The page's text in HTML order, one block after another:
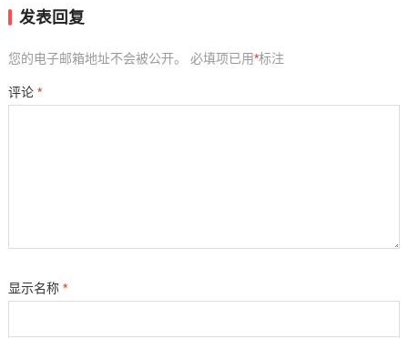
发表回复
您的电子邮箱地址不会被公开。 必填项已用*标注
评论 *
显示名称 *